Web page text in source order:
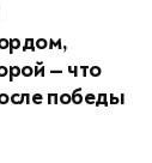
— что
победы